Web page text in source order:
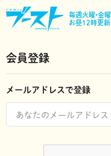
毎週火曜•金曜
お昼12時更新
会員登録
メールアドレスで登録